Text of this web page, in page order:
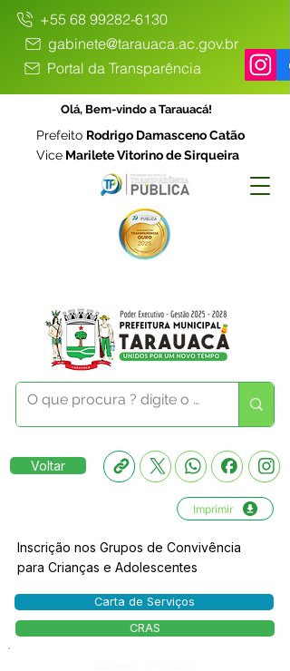
+55 68 99282-6130
gabinete@tarauaca.ac.gov.br
Portal da Transparência
Olá, Bem-vindo a Tarauacá!
Prefeito Rodrigo Damasceno Catão
Vice Marilete Vitorino de Sirqueira
Voltar
Imprimir
Inscrição nos Grupos de Convivência
para Crianças e Adolescentes
Carta de Serviços
CRAS